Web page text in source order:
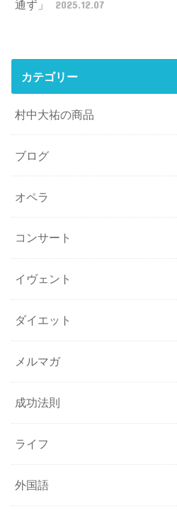
通ず」
2025.12.07
カテゴリー
村中大祐の商品
ブログ
オペラ
コンサート
イヴェント
ダイエット
メルマガ
成功法則
ライフ
外国語